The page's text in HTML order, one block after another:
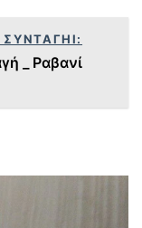
_ Ραβανί